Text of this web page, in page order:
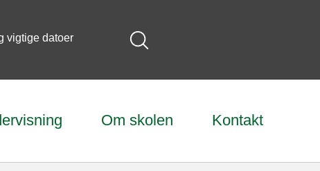
vigtige datoer
Om skolen Kontakt